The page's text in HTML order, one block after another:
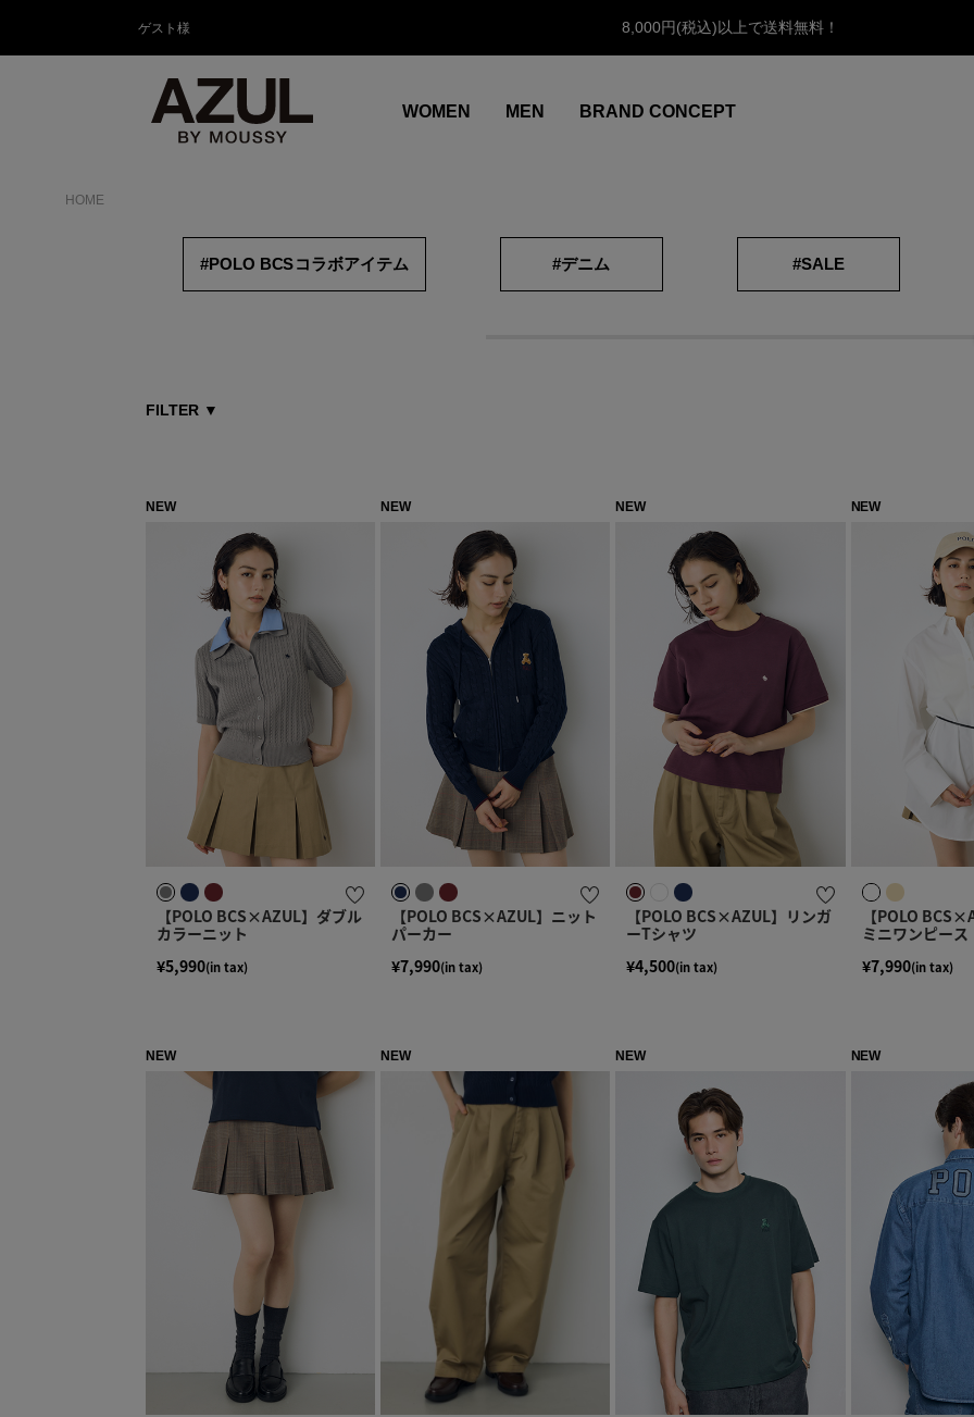
ゲスト様 8,000円(税込)以上で送料無料！
WOMEN MEN BRAND CONCEPT
HOME
#POLO BCS コラボアイテム #デニム #SALE
FILTER ▼
NEW
【POLO BCS×AZUL】ダブル
カラーニット
¥5,990(in tax)
NEW
【POLO BCS×AZUL】ニット
パーカー
¥7,990(in tax)
NEW
【POLO BCS×AZUL】リンガ
ーTシャツ
¥4,500(in tax)
NEW
【POLO
ミニワンピース
¥7,990(in tax)
NEW NEW NEW NEW